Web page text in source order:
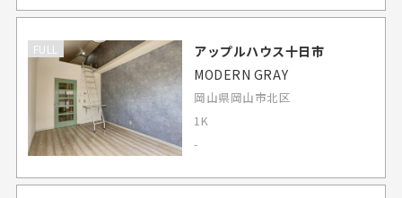
FULL
アップルハウス十日市
MODERN GRAY
岡山県岡山市北区
1K
-